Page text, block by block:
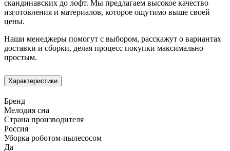
скандинавских до лофт. Мы предлагаем высокое качество
изготовления и материалов, которое ощутимо выше своей
цены.
Наши менеджеры помогут с выбором, расскажут о вариантах
доставки и сборки, делая процесс покупки максимально
простым.
Характеристики
Бренд
Мелодия сна
Страна производителя
Россия
Уборка роботом-пылесосом
Да